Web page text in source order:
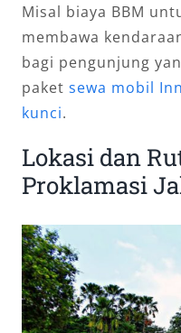
Misal biaya BBM
membawa
bagi pengunjung
paket sewa mobil
kunci.
Lokasi dan
Proklamasi